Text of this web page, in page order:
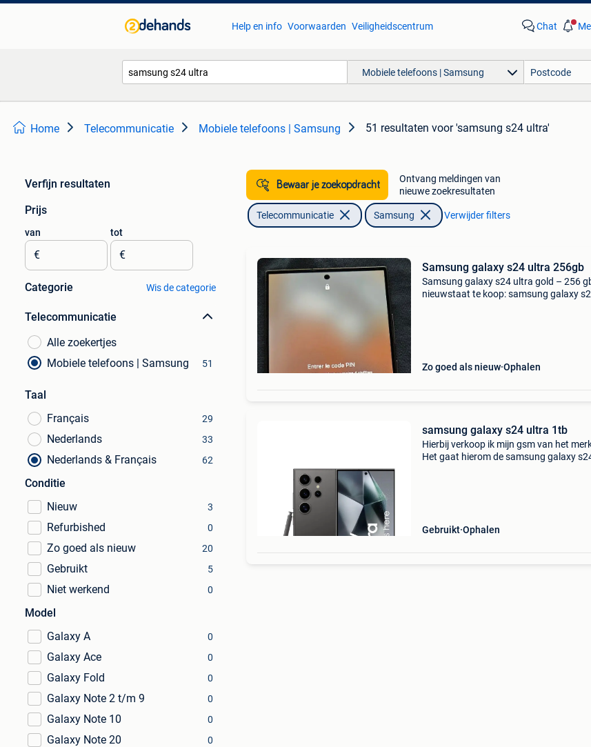
Help en info Voorwaarden Veiligheidscentrum Chat
Mobiele telefoons | Samsung
Home Telecommunicatie Mobiele telefoons | Samsung 51 resultaten voor 'samsung s24 ultra'
Verfijn resultaten
Prijs
van
€
tot
€
Categorie Wis de categorie
Telecommunicatie
Alle zoekertjes
Mobiele telefoons | Samsung
51
Taal
Français
29
Nederlands 33
Nederlands & Français 62
Conditie
Nieuw
3
Refurbished 0
Zo goed als nieuw 20
Gebruikt 5
Niet werkend 0
Model
Galaxy A
0
Galaxy Ace 0
Galaxy Fold 0
Galaxy Note 2 t/m 9 0
Galaxy Note 10 0
Galaxy Note 20 0
Bewaar je zoekopdracht
Ontvang meldingen van
nieuwe zoekresultaten
Telecommunicatie Samsung Verwijder filters
Samsung galaxy s24 ultra 256gb
Samsung galaxy s24 ultra gold – 256
nieuwstaat te koop: samsung galaxy
Zo goed als nieuw Ophalen
samsung galaxy s24 ultra 1tb
Hierbij verkoop ik mijn gsm van het
Het gaat hierom de samsung galaxy
Gebruikt Ophalen